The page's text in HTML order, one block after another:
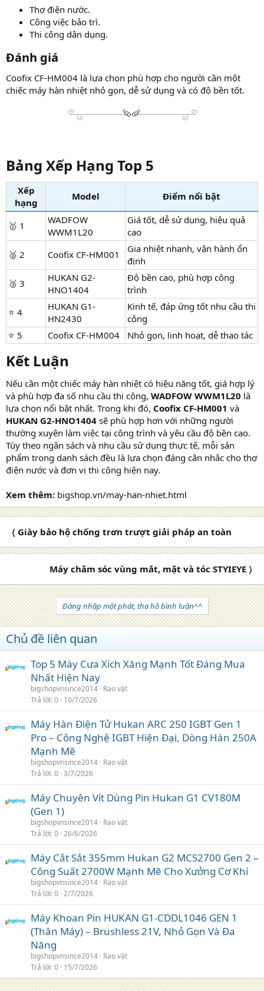
Thợ điện nước.
Công việc bảo trì.
Thi công dân dụng.
Đánh giá​
Coofix CF-HM004 là lựa chọn phù hợp cho người cần một
chiếc máy hàn nhiệt nhỏ gọn, dễ sử dụng và có độ bền tốt.
Bảng Xếp Hạng Top 5​
Xếp
hạng
Model Điểm nổi bật
🥇 1
WADFOW
WWM1L20
Giá tốt, dễ sử dụng, hiệu quả
cao
🥈 2
Coofix CF-HM001
Gia nhiệt nhanh, vận hành ổn
định
🥉 3
HUKAN G2-
HNO1404
Độ bền cao, phù hợp công
trình
⭐ 4
HUKAN G1-
HN2430
Kinh tế, đáp ứng tốt nhu cầu thi
công
⭐ 5
Coofix CF-HM004 Nhỏ gọn, linh hoạt, dễ thao tác
Kết Luận​
Nếu cần một chiếc máy hàn nhiệt có hiệu năng tốt, giá hợp lý
và phù hợp đa số nhu cầu thi công, WADFOW WWM1L20 là
lựa chọn nổi bật nhất. Trong khi đó, Coofix CF-HM001 và
HUKAN G2-HNO1404 sẽ phù hợp hơn với những người
thường xuyên làm việc tại công trình và yêu cầu độ bền cao.
Tùy theo ngân sách và nhu cầu sử dụng thực tế, mỗi sản
phẩm trong danh sách đều là lựa chọn đáng cân nhắc cho thợ
điện nước và đơn vị thi công hiện nay.
Xem thêm: bigshop.vn/may-han-nhiet.html
〈 Giày bảo hộ chống trơn trượt giải pháp an toàn
Máy chăm sóc vùng mắt, mặt và tóc STYIEYE 〉
Đăng nhập một phát, tha hồ bình luận^^
Chủ đề liên quan
Top 5 Máy Cưa Xích Xăng Mạnh Tốt Đáng Mua
Nhất Hiện Nay
bigshopvnsince2014 Rao vặt
Trả lời 0 10/7/2026
Máy Hàn Điện Tử Hukan ARC 250 IGBT Gen 1
Pro – Công Nghệ IGBT Hiện Đại, Dòng Hàn 250A
Mạnh Mẽ
bigshopvnsince2014 Rao vặt
Trả lời 0 3/7/2026
Máy Chuyên Vít Dùng Pin Hukan G1 CV180M
(Gen 1)
bigshopvnsince2014 Rao vặt
Trả lời 0 26/6/2026
Máy Cắt Sắt 355mm Hukan G2 MCS2700 Gen 2 –
Công Suất 2700W Mạnh Mẽ Cho Xưởng Cơ Khí
bigshopvnsince2014 Rao vặt
Trả lời 0 2/7/2026
Máy Khoan Pin HUKAN G1-CDDL1046 GEN 1
(Thân Máy) – Brushless 21V, Nhỏ Gọn Và Đa
Năng
bigshopvnsince2014 Rao vặt
Trả lời 0 15/7/2026